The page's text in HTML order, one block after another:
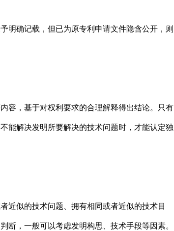
确记载，但已为原专利申请文件隐含公开，则
，基于对权利要求的合理解释得出结论。只有
能解决发明所要解决的技术问题时，才能认定独
似的技术问题、拥有相同或者近似的技术目
断，一般可以考虑发明构思、技术手段等因素。